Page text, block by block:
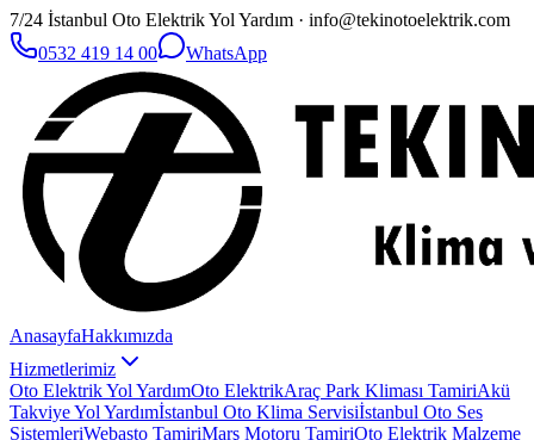
7/24 İstanbul Oto Elektrik Yol Yardım · info@tekinotoelektrik.com
0532 419 14 00
WhatsApp
AnasayfaHakkımızda
Hizmetlerimiz
Oto Elektrik Yol YardımOto ElektrikAraç Park Kliması TamiriAkü
Takviye Yol Yardımİstanbul Oto Klima Servisiİstanbul Oto Ses
SistemleriWebasto TamiriMarş Motoru TamiriOto Elektrik Malzeme